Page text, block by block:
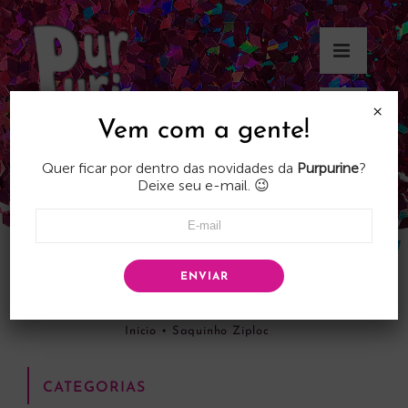
Skip
to
content
Início • Saquinho Ziploc
CATEGORIAS
Vem com a gente!
Quer ficar por dentro das novidades da Purpurine?
Deixe seu e-mail. 😉
ENVIAR
×